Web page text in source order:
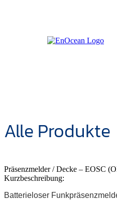
Alle Produkte
Präsenzmelder / Decke – EOSC
Kurzbeschreibung:
Batterieloser